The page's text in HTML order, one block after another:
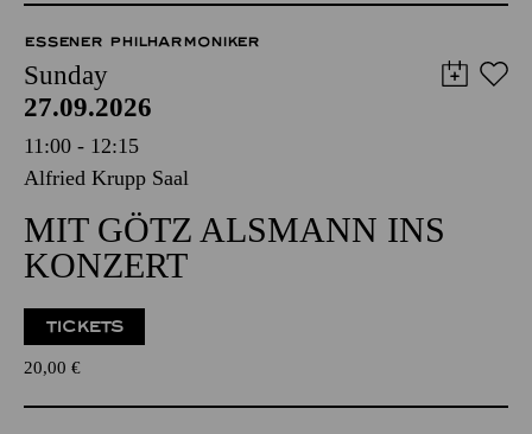
ESSENER PHILHARMONIKER
Sunday
27.09.2026
11:00 - 12:15
Alfried Krupp Saal
MIT GÖTZ ALSMANN INS
KONZERT
TICKETS
20,00 €